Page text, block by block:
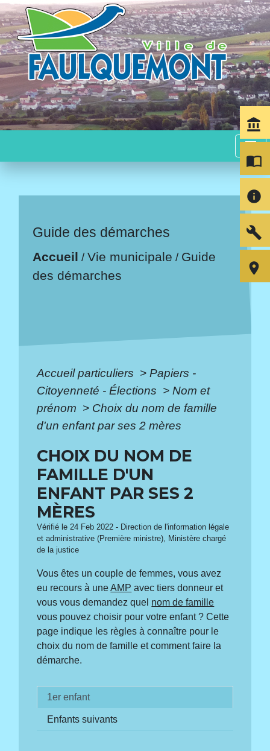
menu
Guide des démarches
Accueil /Vie municipale / Guide
des démarches
Accueil particuliers > Papiers -
Citoyenneté - Élections > Nom et
prénom > Choix du nom de famille
d'un enfant par ses 2 mères
CHOIX DU NOM DE
FAMILLE D'UN
ENFANT PAR SES 2
MÈRES
Vérifié le 24 Feb 2022 - Direction de l'information légale
et administrative (Première ministre), Ministère chargé
de la justice
Vous êtes un couple de femmes, vous avez
eu recours à uneAMP avec tiers donneur et
vous vous demandez quel nom de famille
vous pouvez choisir pour votre enfant ? Cette
page indique les règles à connaître pour le
choix du nom de famille et comment faire la
démarche.
1er enfant
Enfants suivants
account_balance
import_contacts
info
build
room